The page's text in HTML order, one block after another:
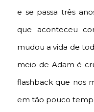
e se passa três
que aconteceu
mudou a vida de
meio de Adam é
flashback que nos
em tão pouco